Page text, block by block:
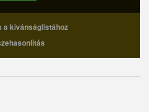
a kívánságlistához